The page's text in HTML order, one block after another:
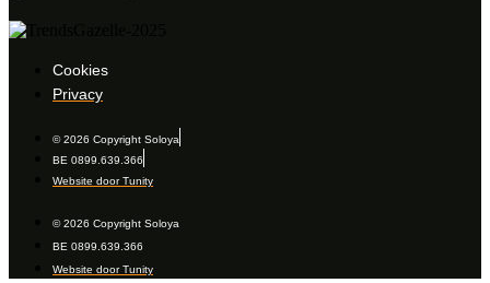
Cookies
Privacy
© 2026 Copyright Soloya
BE 0899.639.366
Website door Tunity
© 2026 Copyright Soloya
BE 0899.639.366
Website door Tunity